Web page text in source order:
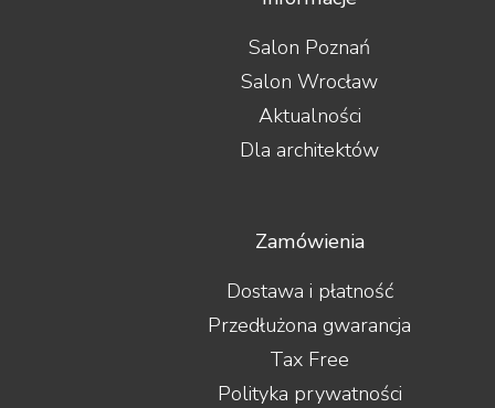
Salon Poznań
Salon Wrocław
Aktualności
Dla architektów
Zamówienia
Dostawa i płatność
Przedłużona gwarancja
Tax Free
Polityka prywatności